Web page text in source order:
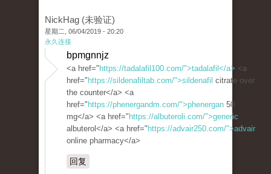
NickHag (未验证)
星期二, 06/04/2019 - 20:20
永久连接
bpmgnnjz
<a href=" https://tadalafil100.com/">tadalafil</a> <a
href=" https://sildenafiltab.com/">sildenafil citrate over
the counter</a> <a
href=" https://phenergandm.com/">phenergan 50
mg</a> <a href=" https://albuteroli.com/">generic
albuterol</a> <a href=" https://advair250.com/">advair
online pharmacy</a>
回复